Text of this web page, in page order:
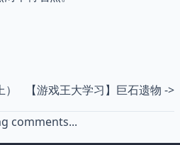
【游戏王大学习】巨石遗物 ->
comments...